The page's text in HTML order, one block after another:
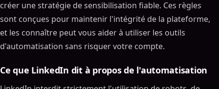
créer une stratégie de sensibilisation fiable. Ces règles
sont conçues pour maintenir l'intégrité de la plateforme,
et les connaître peut vous aider à utiliser les outils
d'automatisation sans risquer votre compte.
Ce que LinkedIn dit à propos de l'automatisation